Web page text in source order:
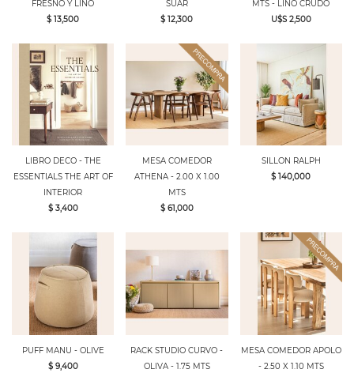
FRESNO Y LINO
$ 13,500
SUAR
$ 12,300
MTS - LINO CRUDO
U$S 2,500
LIBRO DECO - THE
ESSENTIALS THE ART OF
INTERIOR
$ 3,400
MESA COMEDOR
ATHENA - 2.00 X 1.00
MTS
$ 61,000
SILLON RALPH
$ 140,000
PUFF MANU - OLIVE
$ 9,400
RACK STUDIO CURVO -
OLIVA - 1.75 MTS
MESA COMEDOR APOLO
- 2.50 X 1.10 MTS